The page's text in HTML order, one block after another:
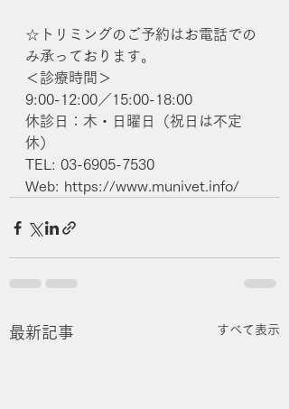
☆トリミングのご予約はお電話での
み承っております。
＜診療時間＞
9:00-12:00／15:00-18:00
休診日：木・日曜日（祝日は不定
休）
TEL: 03-6905-7530
Web: https://www.munivet.info/
最新記事 すべて表示